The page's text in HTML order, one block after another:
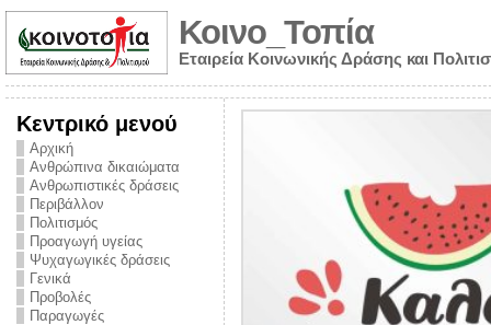
Κοινο_Τοπία
Εταιρεία Κοινωνικής Δράσης και
Κεντρικό μενού
Αρχική
Ανθρώπινα δικαιώματα
Ανθρωπιστικές δράσεις
Περιβάλλον
Πολιτισμός
Προαγωγή υγείας
Ψυχαγωγικές δράσεις
Γενικά
Προβολές
Παραγωγές